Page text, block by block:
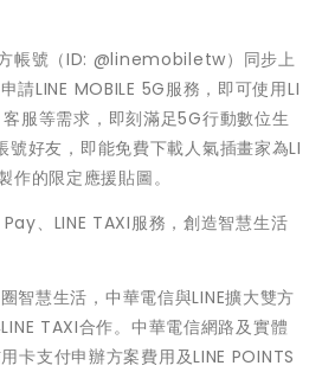
方帳號（ID: @linemobiletw）同步上
請LINE MOBILE 5G服務，即可使用LI
服等需求，即刻滿足5G行動數位生
號好友，即能免費下載人氣插畫家為LI
作的限定應援貼圖。
、LINE TAXI服務，創造智慧生活
智慧生活，中華電信與LINE擴大雙方
TAXI合作。中華電信網路及實體
卡支付申辦方案費用及LINE POINTS